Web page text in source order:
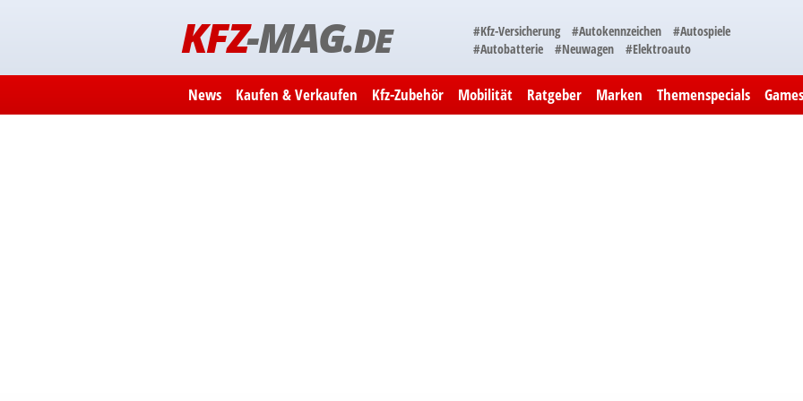
KFZ-MAG.DE #Kfz-Versicherung #Autokennzeichen
#Autospiele
#Autobatterie
#Neuwagen #Elektroauto
News Kaufen & Verkaufen Kfz-Zubehör Mobilität Ratgeber Marken Themenspecials Games